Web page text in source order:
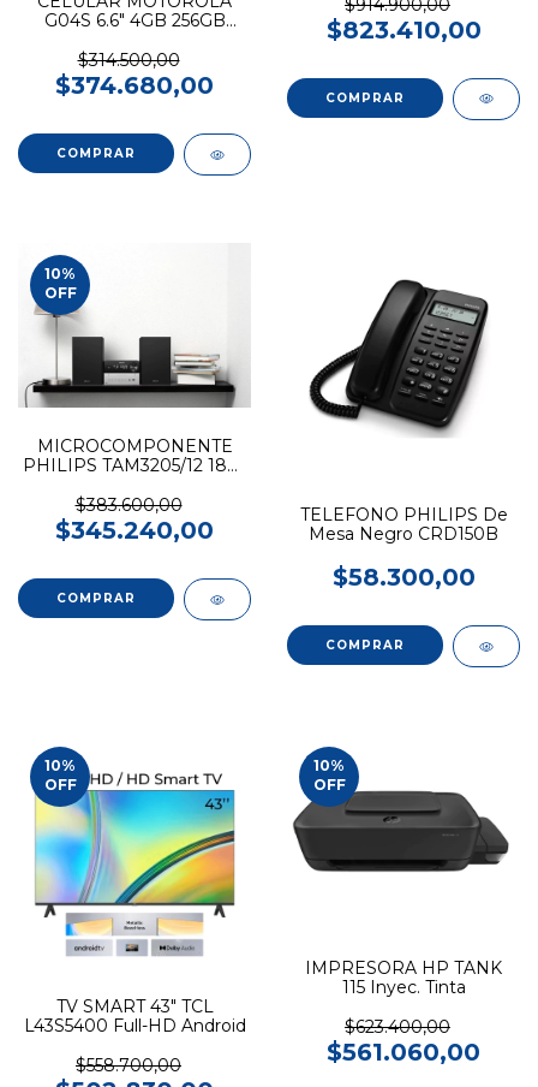
G04S 6.6" 4GB 256GB
$314.500,00
$374.680,00
$914.900,00
$823.410,00
10%
OFF
MICROCOMPONENTE
PHILIPS TAM3205/12 18W
$383.600,00
$345.240,00
TELEFONO PHILIPS De
Mesa Negro CRD150B
$58.300,00
10%
OFF
TV SMART 43" TCL
L43S5400 Full-HD Android
$558.700,00
10%
OFF
IMPRESORA HP TANK
115 Inyec. Tinta
$623.400,00
$561.060,00